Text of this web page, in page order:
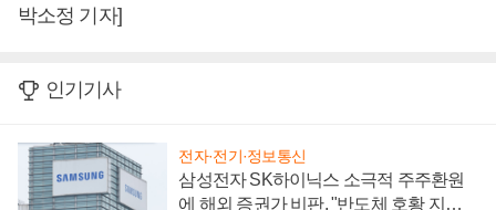
박소정 기자]
인기기사
전자·전기·정보통신
삼성전자 SK하이닉스 소극적 주주환원
에 해외 증권가 비판, "반도체 호황 지속